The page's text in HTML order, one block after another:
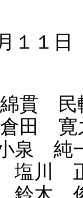
１１日
貫 民
田 寛
泉 純
正